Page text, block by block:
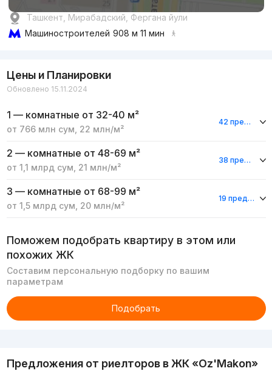
Ташкент, Мирабадский, Фергана йули
Машиностроителей 908 м 11 мин
Цены и Планировки
Обновлено 15.11.2024
1 — комнатные от 32-40 м²
от 766 млн сум 22 млн/м²
42 предложения
2 — комнатные от 48-69 м²
от 1,1 млрд сум 21 млн/м²
38 предложений
3 — комнатные от 68-99 м²
от 1,5 млрд сум 20 млн/м²
19 предложений
Поможем подобрать квартиру в этом или
похожих ЖК
Составим персональную подборку по вашим
параметрам
Подобрать
Предложения от риелторов в ЖК «Oz'Makon»